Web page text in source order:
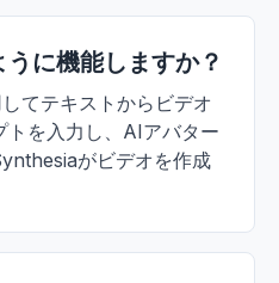
に機能しますか？
てテキストからビデオ
トを入力し、AIアバター
がビデオを作成